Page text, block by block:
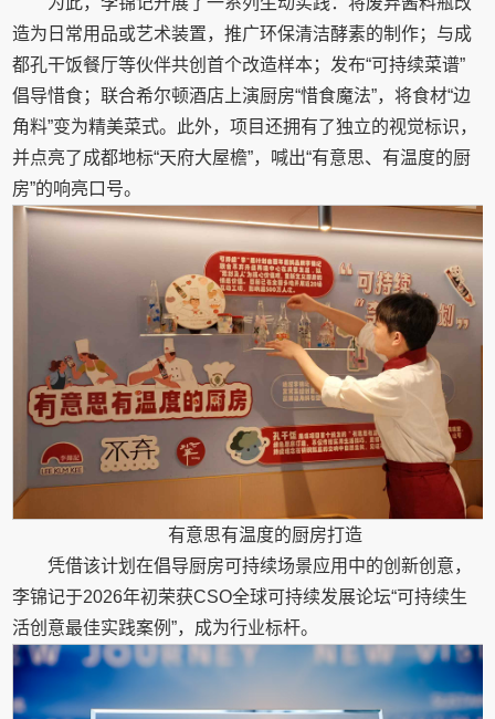
造为日常用品或艺术装置，推广环保清洁酵素的制作；与成
都孔干饭餐厅等伙伴共创首个改造样本；发布“可持续菜谱”
倡导惜食；联合希尔顿酒店上演厨房“惜食魔法”，将食材“边
角料”变为精美菜式。此外，项目还拥有了独立的视觉标识，
并点亮了成都地标“天府大屋檐”，喊出“有意思、有温度的厨
房”的响亮口号。
有意思有温度的厨房打造
凭借该计划在倡导厨房可持续场景应用中的创新创意，
李锦记于2026年初荣获CSO全球可持续发展论坛“可持续生
活创意最佳实践案例”，成为行业标杆。